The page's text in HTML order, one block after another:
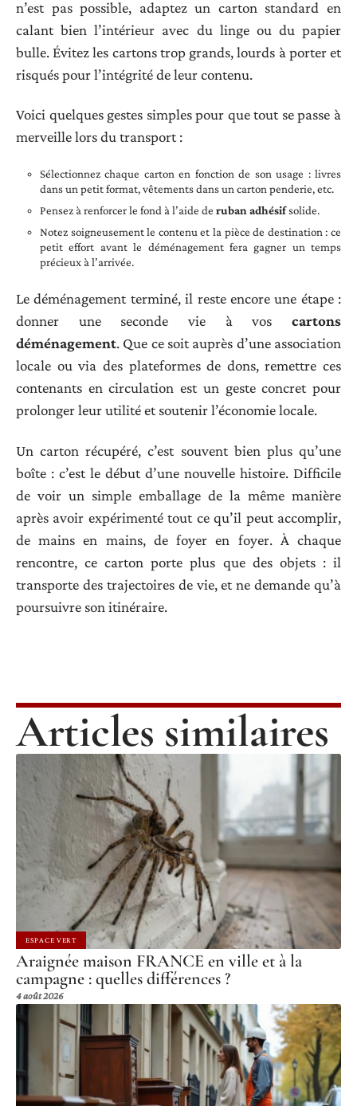
n’est pas possible, adaptez un carton standard en
calant bien l’intérieur avec du linge ou du papier
bulle. Évitez les cartons trop grands, lourds à porter et
risqués pour l’intégrité de leur contenu.
Voici quelques gestes simples pour que tout se passe à
merveille lors du transport :
Sélectionnez chaque carton en fonction de son usage : livres
dans un petit format, vêtements dans un carton penderie, etc.
Pensez à renforcer le fond à l’aide de ruban adhésifsolide.
Notez soigneusement le contenu et la pièce de destination : ce
petit effort avant le déménagement fera gagner un temps
précieux à l’arrivée.
Le déménagement terminé, il reste encore une étape :
donner une seconde vie à vos cartons
déménagement. Que ce soit auprès d’une association
locale ou via des plateformes de dons, remettre ces
contenants en circulation est un geste concret pour
prolonger leur utilité et soutenir l’économie locale.
Un carton récupéré, c’est souvent bien plus qu’une
boîte : c’est le début d’une nouvelle histoire. Difficile
de voir un simple emballage de la même manière
après avoir expérimenté tout ce qu’il peut accomplir,
de mains en mains, de foyer en foyer. À chaque
rencontre, ce carton porte plus que des objets : il
transporte des trajectoires de vie, et ne demande qu’à
poursuivre son itinéraire.
Articles similaires
ESPACE VERT
Araignée maison FRANCE en ville et à la
campagne : quelles différences ?
4 août 2026